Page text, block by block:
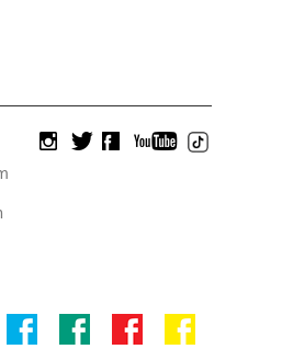
instagram
twitterfacebookyoutube
tiktok
facebookfacebookFacebookfacebook